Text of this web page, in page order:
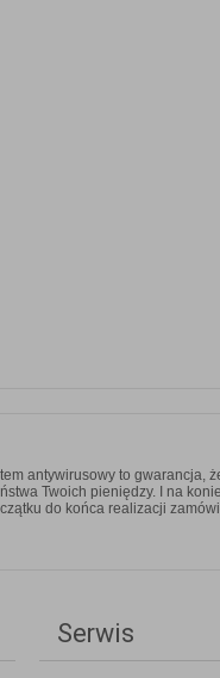
antywirusowy to gwarancja,
Twoich pieniędzy. I na
do końca realizacji
Serwis